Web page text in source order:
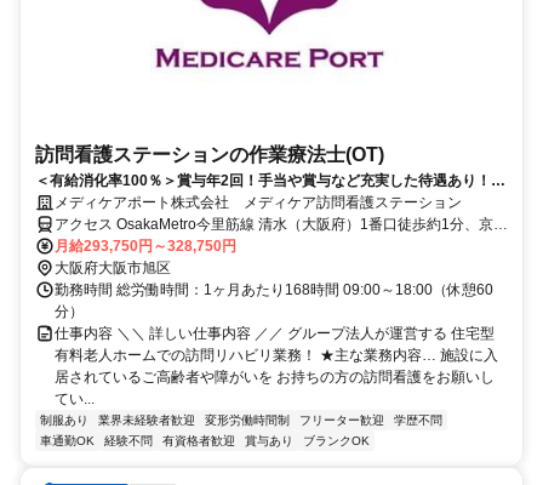
訪問看護ステーションの作業療法士(OT)
＜有給消化率100％＞賞与年2回！手当や賞与など充実した待遇あり！
TVCM放映中！
メディケアポート株式会社 メディケア訪問看護ステーション
アクセス OsakaMetro今里筋線 清水（大阪府）1番口徒歩約1分、京阪
本線 千林東改札口徒歩約8分、京阪本線 滝井東口徒歩約11分
月給293,750円～328,750円
大阪府大阪市旭区
勤務時間 総労働時間：1ヶ月あたり168時間 09:00～18:00（休憩60
分）
仕事内容 ＼＼ 詳しい仕事内容 ／／ グループ法人が運営する 住宅型
有料老人ホームでの訪問リハビリ業務！ ★主な業務内容… 施設に入
居されているご高齢者や障がいを お持ちの方の訪問看護をお願いし
てい...
制服あり 業界未経験者歓迎 変形労働時間制 フリーター歓迎
学歴不問
車通勤OK
経験不問 有資格者歓迎 賞与あり ブランクOK